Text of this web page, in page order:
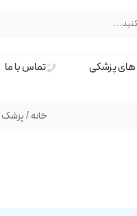
پزشکی تماس با ما
خانه/پزشک